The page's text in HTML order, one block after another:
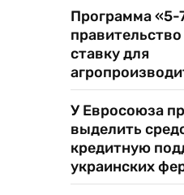
Программа «5-
ставку для
У Евросоюза
выделить
кредитную
украинских